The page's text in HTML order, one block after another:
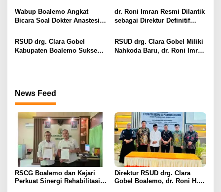
Nasional, dr. Roni H. Imran:
Tingkatkan Akses Layanan
Program Baca Al-Qur’an bagi
Seluruh Pegawai
Wabup Boalemo Angkat
Bicara Soal Dokter Anastesi
Tetap Optimal
dr. Roni Imran Resmi Dilantik
sebagai Direktur Definitif
Boalemo
RSUD drg. Clara Gobel
Kabupaten Boalemo Sukses
RSUD drg. Clara Gobel Miliki
Nahkoda Baru, dr. Roni Imran
News Feed
RSCG Boalemo dan Kejari
Perkuat Sinergi Rehabilitasi
Direktur RSUD drg. Clara
Gobel Boalemo, dr. Roni H.